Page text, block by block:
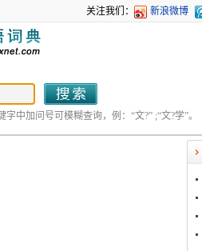
关注我们： 新浪微博
中加问号可模糊查询，例：“文?” ;“文?学”。